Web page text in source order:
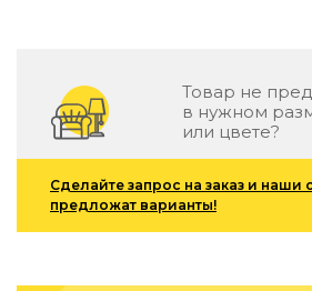
Акустические панели
Стеновые декоративные панели
для террас
Террасные и фасадные системы
Биоклиматические перголы
Товар не
в нужном
или цвете?
Сделайте запрос на заказ и наши
предложат варианты!